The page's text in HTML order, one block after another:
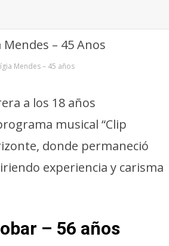
Mendes – 45 años
a los 18 años
musical “Clip
donde permaneció
experiencia y carisma
– 56 años